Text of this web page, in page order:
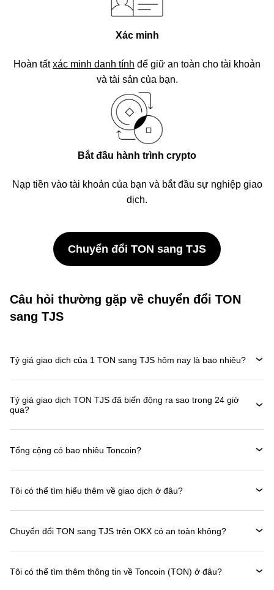
Xác minh
Hoàn tấtxác minh danh tính để giữ an toàn cho tài khoản
và tài sản của bạn.
Bắt đầu hành trình crypto
Nạp tiền vào tài khoản của bạn và bắt đầu sự nghiệp giao
dịch.
Chuyển đổi TON sang TJS
Câu hỏi thường gặp về chuyển đổi TON
sang TJS
Tỷ giá giao dịch của 1 TON sang TJS hôm nay là bao nhiêu?
Tỷ giá giao dịch TON TJS đã biến động ra sao trong 24 giờ
qua?
Tổng cộng có bao nhiêu Toncoin?
Tôi có thể tìm hiểu thêm về giao dịch ở đâu?
Chuyển đổi TON sang TJS trên OKX có an toàn không?
Tôi có thể tìm thêm thông tin về Toncoin (TON) ở đâu?